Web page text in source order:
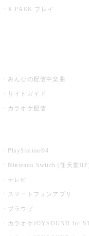
X PARK プレイ
みんなの配信中楽曲
サイトガイド
カラオケ配信
PlayStation®4
Nintendo Switch (任天堂
テレビ
スマートフォンアプリ
ブラウザ
カラオケJOYSOUND for